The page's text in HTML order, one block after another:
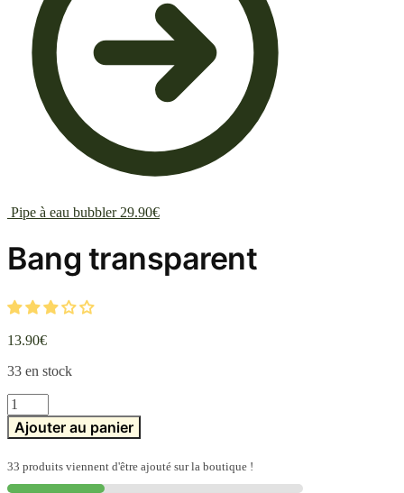
Pipe à eau bubbler 29.90€
Bang transparent
13.90€
33 en stock
quantité
de
Bang
Ajouter au panier
33 produits viennent d'être ajouté sur la boutique !